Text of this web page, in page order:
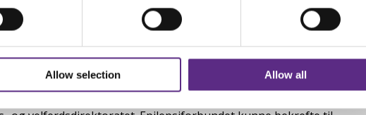
Allow selection Allow all
hver eneste meny beregnet, med full dokumentasjon på
ikke hadde sett på dokumentet, sier Mette.